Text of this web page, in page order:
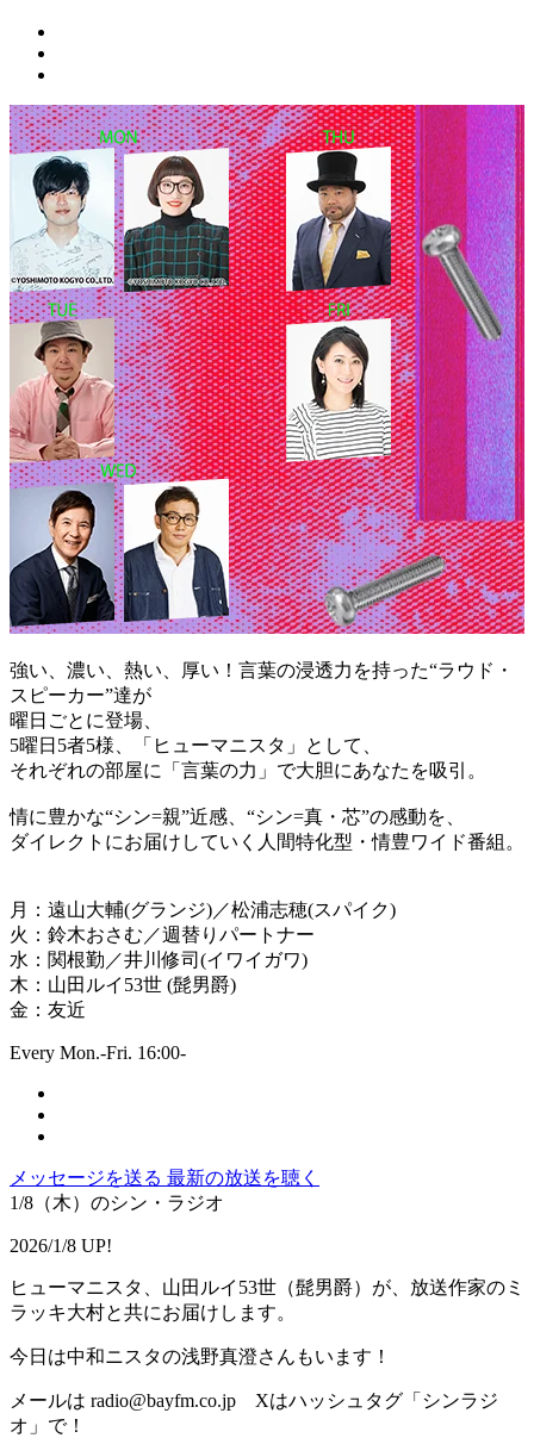
強い、濃い、熱い、厚い！言葉の浸透力を持った“ラウド・
スピーカー”達が
曜日ごとに登場、
5曜日5者5様、「ヒューマニスタ」として、
それぞれの部屋に「言葉の力」で大胆にあなたを吸引。
情に豊かな“シン=親”近感、“シン=真・芯”の感動を、
ダイレクトにお届けしていく人間特化型・情豊ワイド番組。
月：遠山大輔(グランジ)／松浦志穂(スパイク)
火：鈴木おさむ／週替りパートナー
水：関根勤／井川修司(イワイガワ)
木：山田ルイ53世 (髭男爵)
金：友近
Every Mon.-Fri. 16:00-
メッセージを送る 最新の放送を聴く
1/8（木）のシン・ラジオ
2026/1/8 UP!
ヒューマニスタ、山田ルイ53世（髭男爵）が、放送作家のミ
ラッキ大村と共にお届けします。
今日は中和ニスタの浅野真澄さんもいます！
メールは radio@bayfm.co.jp Xはハッシュタグ「シンラジ
オ」で！